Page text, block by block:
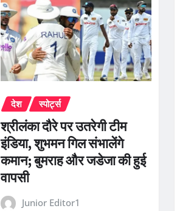
देश स्पोर्ट्स
श्रीलंका दौरे पर उतरेगी टीम
इंडिया, शुभमन गिल संभालेंगे
कमान; बुमराह और जडेजा की हुई
वापसी
Junior Editor1